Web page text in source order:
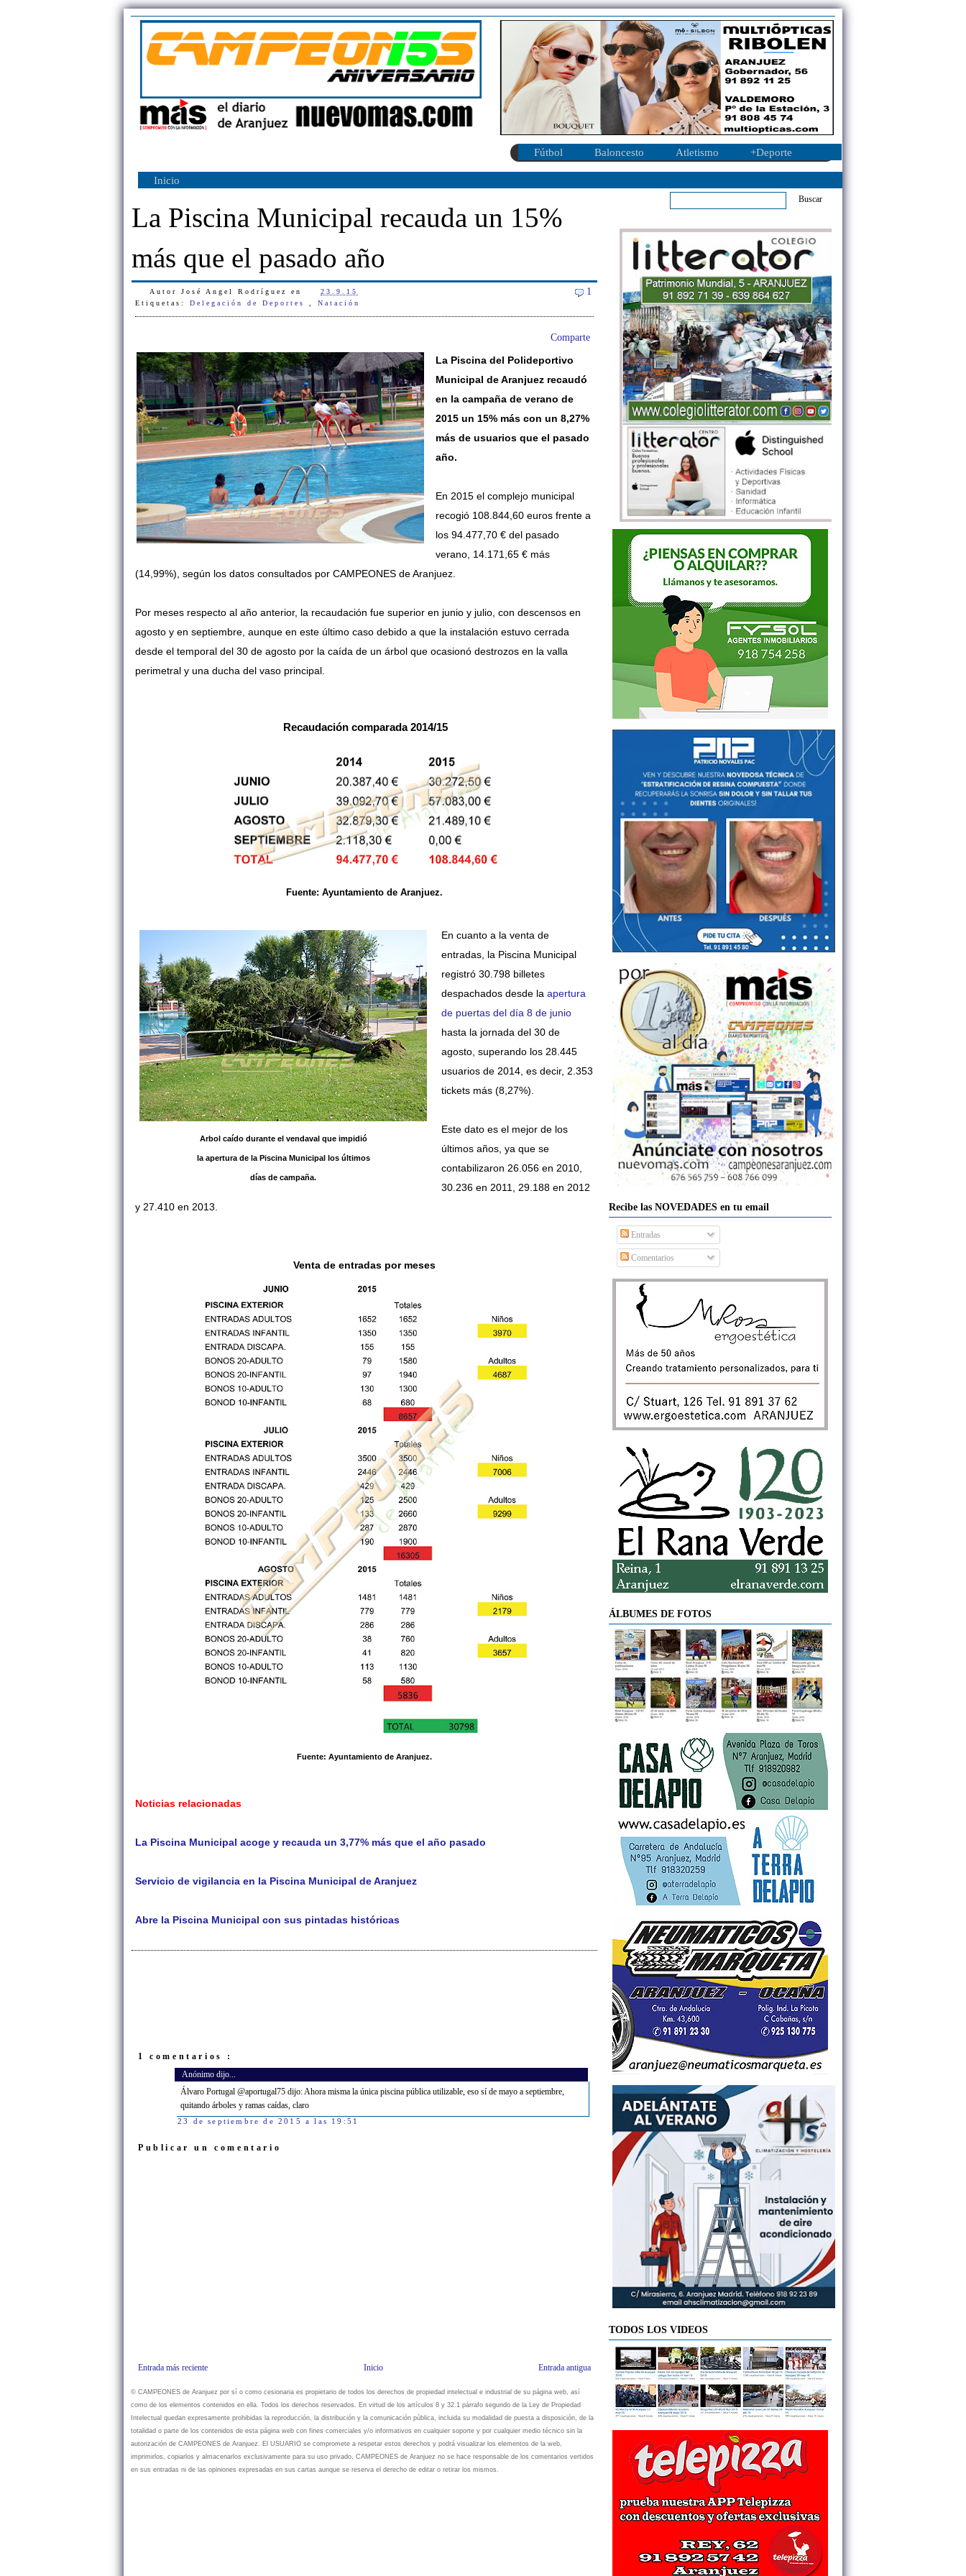
Fútbol Baloncesto Atletismo +Deporte
Inicio
La Piscina Municipal recauda un 15%
más que el pasado año
Autor José Angel Rodríguez en 23.9.15 1
Etiquetas: Delegación de Deportes Natación
Comparte
La Piscina del Polideportivo
Municipal de Aranjuez recaudó
en la campaña de verano de
2015 un 15% más con un 8,27%
más de usuarios que el pasado
año.
En 2015 el complejo municipal
recogió 108.844,60 euros frente a
los 94.477,70 € del pasado
verano, 14.171,65 € más
(14,99%), según los datos consultados por CAMPEONES de Aranjuez.
Por meses respecto al año anterior, la recaudación fue superior en junio y julio, con descensos en
agosto y en septiembre, aunque en este último caso debido a que la instalación estuvo cerrada
desde el temporal del 30 de agosto por la caída de un árbol que ocasionó destrozos en la valla
perimetral y una ducha del vaso principal.
Recaudación comparada 2014/15
Fuente: Ayuntamiento de Aranjuez.
Arbol caído durante el vendaval que impidió
la apertura de la Piscina Municipal los últimos
días de campaña.
En cuanto a la venta de
entradas, la Piscina Municipal
registró 30.798 billetes
despachados desde la apertura
de puertas del día 8 de junio
hasta la jornada del 30 de
agosto, superando los 28.445
usuarios de 2014, es decir, 2.353
tickets más (8,27%).
Este dato es el mejor de los
últimos años, ya que se
contabilizaron 26.056en 2010,
30.236 en 2011, 29.188 en 2012
y 27.410 en 2013.
Venta de entradas por meses
Fuente: Ayuntamiento de Aranjuez.
Noticias relacionadas
La Piscina Municipal acoge y recauda un 3,77% más que el año pasado
Servicio de vigilancia en la Piscina Municipal de Aranjuez
Abre la Piscina Municipal con sus pintadas históricas
1 comentarios :
Anónimo dijo...
Álvaro Portugal @aportugal75 dijo: Ahora misma la única piscina pública utilizable, eso sí de mayo a septiembre,
quitando árboles y ramas caídas, claro
23 de septiembre de 2015 a las 19:51
Publicar un comentario
Entrada más reciente Entrada antigua
Inicio
© CAMPEONES de Aranjuez por sí o como cesionaria es propietario de todos los derechos de propiedad intelectual e industrial de su página web, así
como de los elementos contenidos en ella. Todos los derechos reservados. En virtud de los artículos 8 y 32.1 párrafo segundo de la Ley de Propiedad
Intelectual quedan expresamente prohibidas la reproducción, la distribución y la comunicación pública, incluida su modalidad de puesta a disposición, de la
totalidad o parte de los contenidos de esta página web con fines comerciales y/o informativos en cualquier soporte y por cualquier medio técnico sin la
autorización de CAMPEONES de Aranjuez. El USUARIO se compromete a respetar estos derechos y podrá visualizar los elementos de la web,
imprimirlos, copiarlos y almacenarlos exclusivamente para su uso privado. CAMPEONES de Aranjuez no se hace responsable de los comentarios vertidos
en sus entradas ni de las opiniones expresadas en sus cartas aunque se reserva el derecho de editar o retirar los mismos.
Recibe las NOVEDADES en tu email
Entradas
Comentarios
ÁLBUMES DE FOTOS
TODOS LOS VIDEOS